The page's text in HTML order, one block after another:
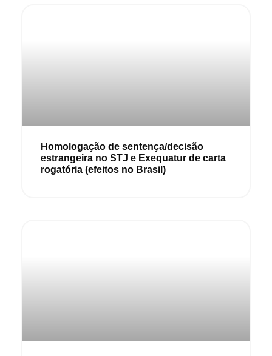
Homologação de sentença/decisão
estrangeira no STJ e Exequatur de carta
rogatória (efeitos no Brasil)